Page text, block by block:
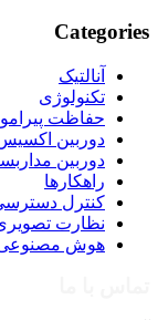
Categories
آنالتیک
تکنولوژی
حفاظت
دوربین
دوربین
راهکارها
کنترل
نظارت
هوش